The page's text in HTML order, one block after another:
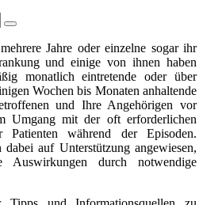
Jahre oder einzelne sogar ihr
und einige von ihnen haben
monatlich eintretende oder über
Wochen bis Monaten anhaltende
und Ihre Angehörigen vor
Umgang mit der oft erforderlichen
während der Episoden.
auf Unterstützung angewiesen,
durch notwendige